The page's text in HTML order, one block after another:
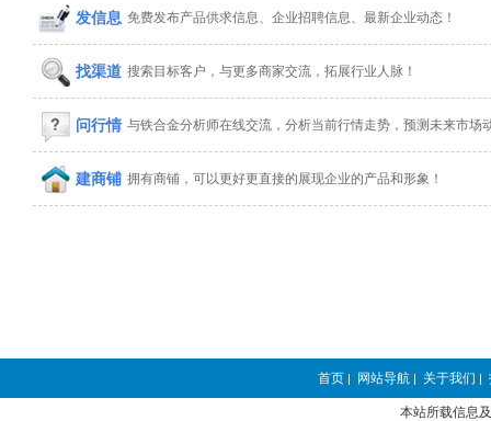
发信息 免费发布产品供求信息、企业招聘信息、最新企业动态！
找渠道 搜索目标客户，与更多商家交流，拓展行业人脉！
问行情 与铁合金分析师在线交流，分析当前行情走势，预测未来市场
建商铺 拥有商铺，可以更好更直接的展现企业的产品和形象！
首页 | 网站导航 | 关于我们 |
本站所载信息